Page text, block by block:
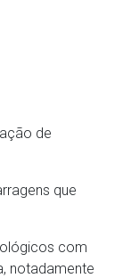
de
que
com
notadamente